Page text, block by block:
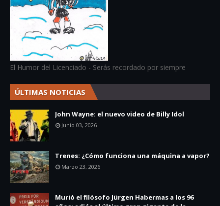
El Humor del Licenciado - Serás recordado por siempre
ÚLTIMAS NOTICIAS
John Wayne: el nuevo video de Billy Idol
Junio 03, 2026
Trenes: ¿Cómo funciona una máquina a vapor?
Marzo 23, 2026
Murió el filósofo Jürgen Habermas a los 96